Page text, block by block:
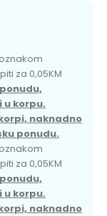
za 0,05KM
korpu.
naknadno
ponudu.
za 0,05KM
korpu.
naknadno